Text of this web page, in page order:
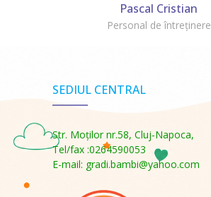
Pascal Cristian
Personal de întreținere
SEDIUL CENTRAL
Str. Moţilor nr.58, Cluj-Napoca,
Tel/fax :0264590053
E-mail: gradi.bambi@yahoo.com